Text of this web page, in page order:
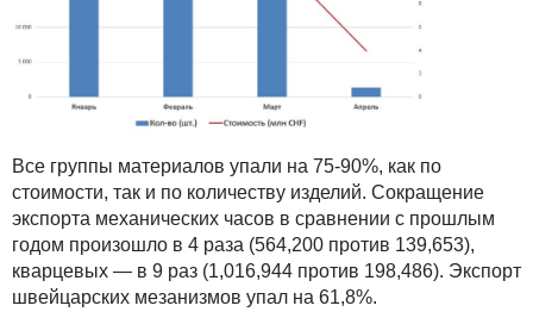
Все группы материалов упали на 75-90%, как по
стоимости, так и по количеству изделий. Сокращение
экспорта механических часов в сравнении с прошлым
годом произошло в 4 раза (564,200 против 139,653),
кварцевых — в 9 раз (1,016,944 против 198,486). Экспорт
швейцарских мезанизмов упал на 61,8%.